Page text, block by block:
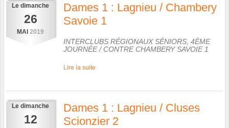
Le dimanche
26
MAI 2019
Dames 1 : Lagnieu / Chambery
Savoie 1
INTERCLUBS RÉGIONAUX SÉNIORS, 4ÈME
JOURNÉE/ CONTRECHAMBERY SAVOIE 1
Lire la suite
Le dimanche
12
Dames 1 : Lagnieu / Cluses
Scionzier 2